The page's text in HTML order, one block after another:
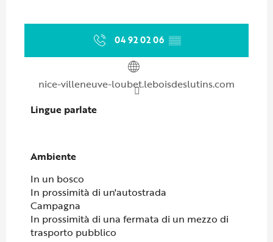
04 92 02 06 ▒▒
nice-villeneuve-loubet.leboisdeslutins.com
Lingue parlate
Lingue parlate
Ambiente
Ambiente
In un bosco
In prossimità di un'autostrada
Campagna
In prossimità di una fermata di un mezzo di
trasporto pubblico